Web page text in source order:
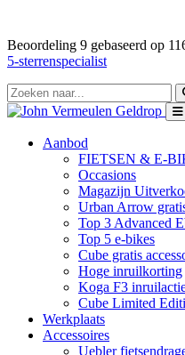
Beoordeling 9 gebaseerd op
5-sterrenspecialist
Aanbod
FIETSEN & E-
Occasions
Magazijn
Urban Arrow
Top 3 Advanced
Top 5 e-bikes
Cube gratis
Hoge inruilkorting
Koga F3
Cube Limited
Werkplaats
Accessoires
Uebler